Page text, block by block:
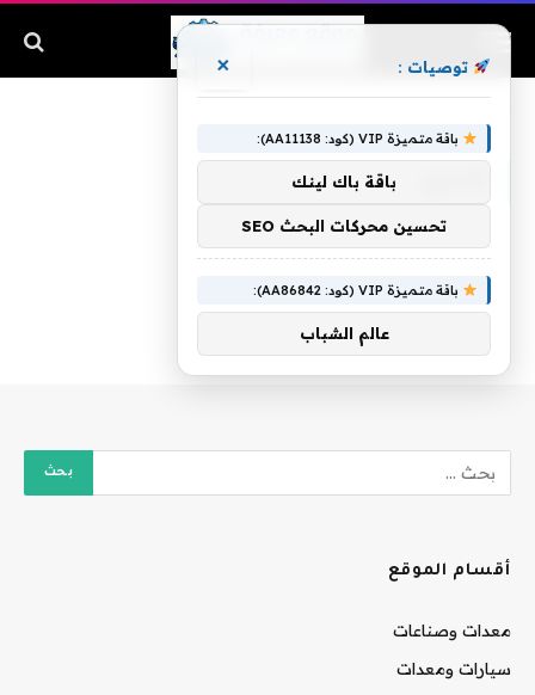
أقسام الموقع
معدات وصناعات
سيارات ومعدات
توصيات : ×
باقة متميزة VIP (كود: AA11138):
باقة باك لينك
تحسين محركات البحث SEO
باقة متميزة VIP (كود: AA86842):
عالم الشباب